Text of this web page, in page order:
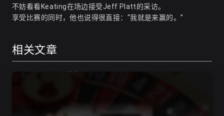
不妨看看Keating在场边接受Jeff Platt的采访。
享受比赛的同时，他也说得很直接：“我就是来赢的。”
相关文章